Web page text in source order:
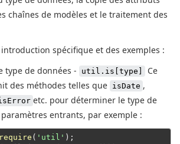
chaînes de modèles et le traitement des
spécifique et des exemples :
type de données -
util.is[type]
Ce
des méthodes telles que isDate ,
etc. pour déterminer le type de
entrants, par exemple :
require ( 'util'